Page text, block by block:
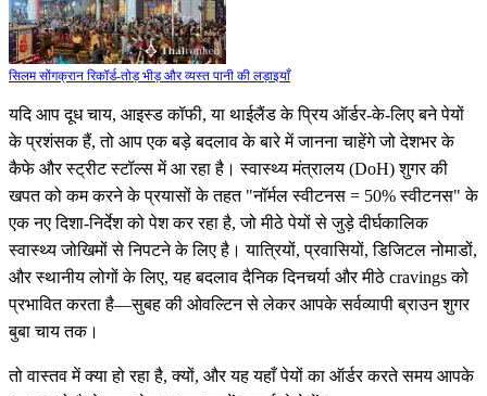
सिलम सोंगक्रान रिकॉर्ड-तोड़ भीड़ और व्यस्त पानी की लड़ाइयाँ
यदि आप दूध चाय, आइस्ड कॉफी, या थाईलैंड के प्रिय ऑर्डर-के-लिए बने पेयों
के प्रशंसक हैं, तो आप एक बड़े बदलाव के बारे में जानना चाहेंगे जो देशभर के
कैफे और स्ट्रीट स्टॉल्स में आ रहा है। स्वास्थ्य मंत्रालय (DoH) शुगर की
खपत को कम करने के प्रयासों के तहत "नॉर्मल स्वीटनस = 50% स्वीटनस" के
एक नए दिशा-निर्देश को पेश कर रहा है, जो मीठे पेयों से जुड़े दीर्घकालिक
स्वास्थ्य जोखिमों से निपटने के लिए है। यात्रियों, प्रवासियों, डिजिटल नोमाडों,
और स्थानीय लोगों के लिए, यह बदलाव दैनिक दिनचर्या और मीठे cravings को
प्रभावित करता है—सुबह की ओवल्टिन से लेकर आपके सर्वव्यापी ब्राउन शुगर
बुबा चाय तक।
तो वास्तव में क्या हो रहा है, क्यों, और यह यहाँ पेयों का ऑर्डर करते समय आपके